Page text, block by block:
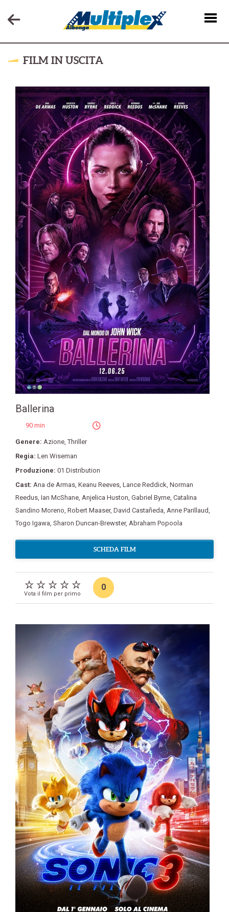
FILM IN USCITA
Ballerina
90 min
Genere: Azione,Thriller
Regia: Len Wiseman
Produzione: 01 Distribution
Cast: Ana de Armas, Keanu Reeves, Lance Reddick, Norman
Reedus, Ian McShane, Anjelica Huston, Gabriel Byrne, Catalina
Sandino Moreno, Robert Maaser, David Castañeda, Anne Parillaud,
Togo Igawa, Sharon Duncan-Brewster, Abraham Popoola
SCHEDA FILM
Vota il film per primo
0